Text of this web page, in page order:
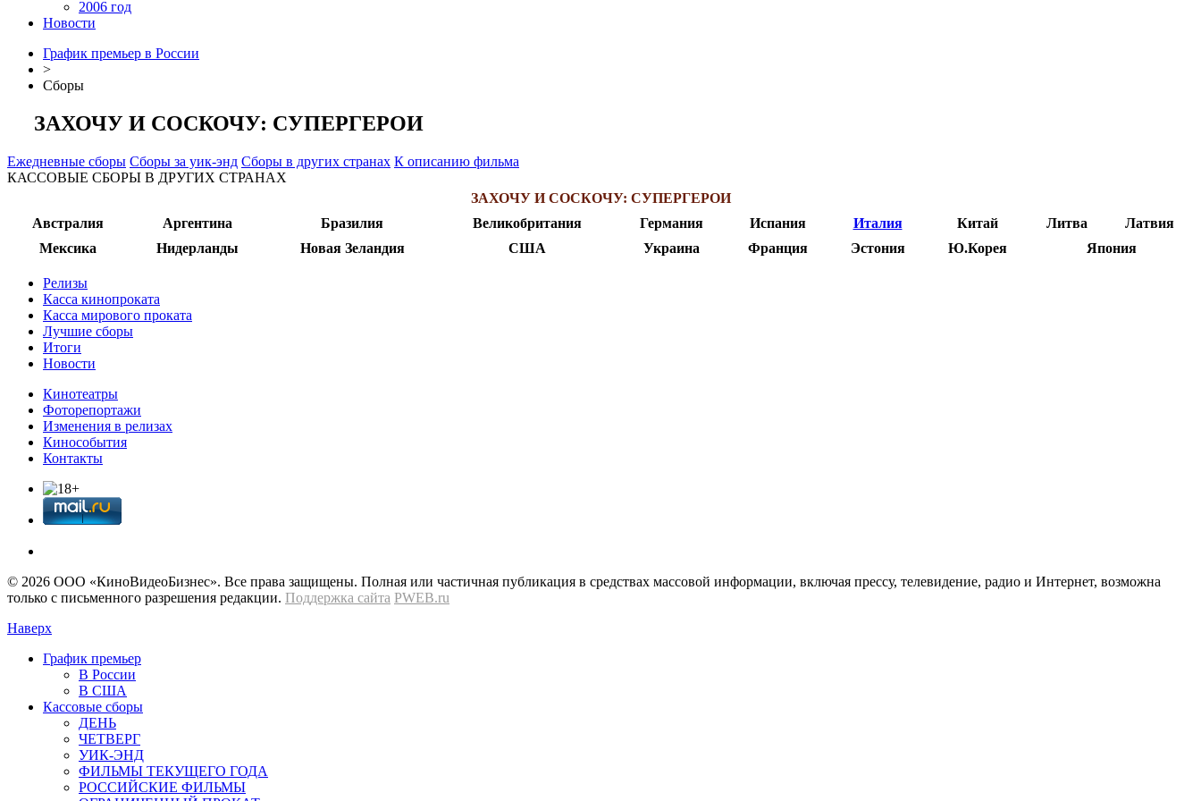
2006 год
Новости
График премьер в России
>
Сборы
ЗАХОЧУ И СОСКОЧУ: СУПЕРГЕРОИ
Ежедневные сборы Сборы за уик-энд Сборы в других странах К описанию фильма
КАССОВЫЕ СБОРЫ В ДРУГИХ СТРАНАХ
ЗАХОЧУ И СОСКОЧУ: СУПЕРГЕРОИ
Австралия
Аргентина Бразилия Великобритания Германия Испания Италия Китай Литва
Латвия
Мексика
Нидерланды Новая Зеландия США Украина Франция Эстония Ю.Корея Япония
Релизы
Касса кинопроката
Касса мирового проката
Лучшие сборы
Итоги
Новости
Кинотеатры
Фоторепортажи
Изменения в релизах
Кинособытия
Контакты
© 2026 OOО «КиноВидеоБизнес». Все права защищены. Полная или частичная публикация в средствах массовой информации, включая прессу, телевидение, радио и Интернет, возможна
только с письменного разрешения редакции. Поддержка сайта PWEB.ru
Наверх
График премьер
В России
В США
Кассовые сборы
ДЕНЬ
ЧЕТВЕРГ
УИК-ЭНД
ФИЛЬМЫ ТЕКУЩЕГО ГОДА
РОССИЙСКИЕ ФИЛЬМЫ